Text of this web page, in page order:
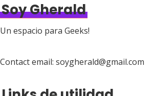
Soy Gherald
Un espacio para Geeks!
Contact email: soygherald@gmail.com